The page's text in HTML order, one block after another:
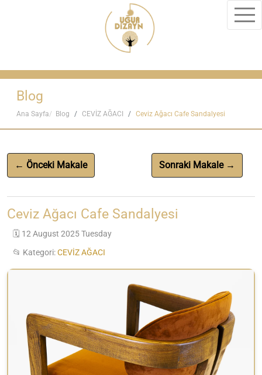
Blog
Ana Sayfa Blog CEVİZ AĞACI Ceviz Ağacı Cafe Sandalyesi
← Önceki Makale Sonraki Makale →
Ceviz Ağacı Cafe Sandalyesi
🗓️ 12 August 2025 Tuesday
📂 Kategori:CEVİZ AĞACI